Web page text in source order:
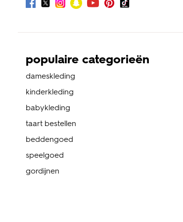
populaire categorieën
dameskleding
kinderkleding
babykleding
taart bestellen
beddengoed
speelgoed
gordijnen